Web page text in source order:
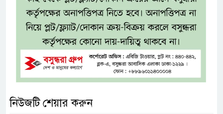
নিউজটি শেয়ার করুন